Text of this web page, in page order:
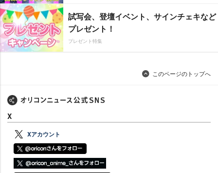
試写会、登壇イベント、サインチェキなど
プレゼント！
プレゼント特集
このページのトップへ
X
Xアカウント